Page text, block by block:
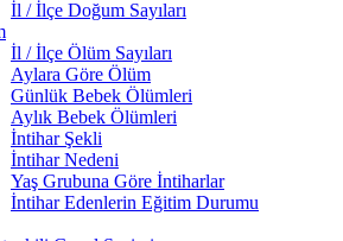
İl / İlçe Doğum Sayıları
İl / İlçe Ölüm Sayıları
Aylara Göre Ölüm
Günlük Bebek Ölümleri
Aylık Bebek Ölümleri
İntihar Şekli
İntihar Nedeni
Yaş Grubuna Göre İntiharlar
İntihar Edenlerin Eğitim Durumu